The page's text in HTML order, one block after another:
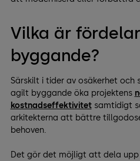
Vilka är
byggande?
Särskilt i tider av osäkerhet och
agilt byggande öka projektens
kostnadseffektivitetsamtidigt
arkitekterna att bättre
behoven.
Det gör det möjligt att dela